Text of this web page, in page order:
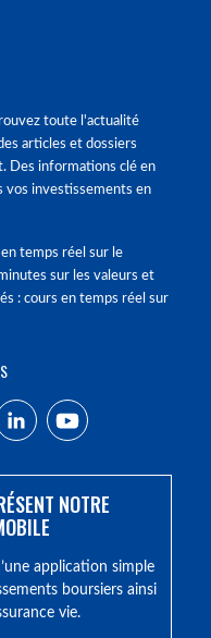
toute l'actualité
articles et dossiers
Des informations clé en
vos investissements en
temps réel sur le
sur les valeurs et
: cours en temps réel sur
NOTRE
application simple
boursiers ainsi
vie.